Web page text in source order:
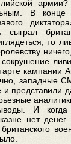
В
то
кампании
западные
представили
И когда
нет